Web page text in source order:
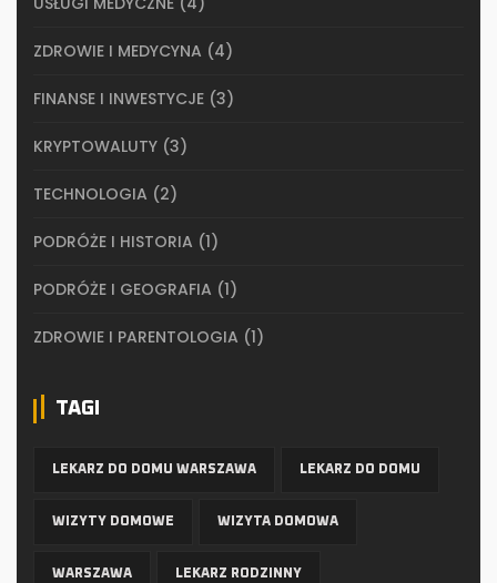
ZDROWIE I MEDYCYNA (4)
FINANSE I INWESTYCJE (3)
KRYPTOWALUTY (3)
TECHNOLOGIA (2)
PODRÓŻE I HISTORIA (1)
PODRÓŻE I GEOGRAFIA (1)
ZDROWIE I PARENTOLOGIA (1)
TAGI
LEKARZ DO DOMU WARSZAWA LEKARZ DO DOMU
WIZYTY DOMOWE WIZYTA DOMOWA
WARSZAWA LEKARZ RODZINNY